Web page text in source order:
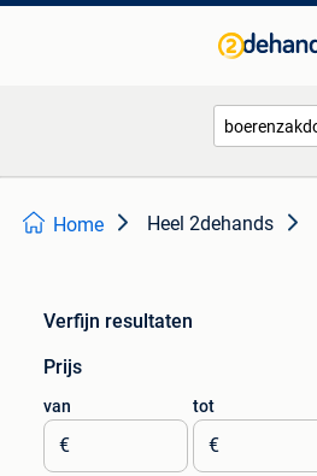
Home Heel 2dehands
Verfijn resultaten
Prijs
van
€
tot
€